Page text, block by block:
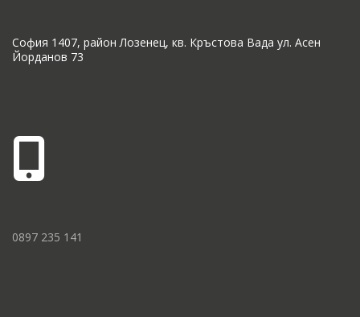
София 1407, район Лозенец, кв. Кръстова Вада ул. Асен
Йорданов 73
0897 235 141